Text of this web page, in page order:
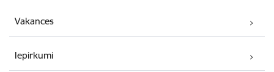
Vakances
Iepirkumi